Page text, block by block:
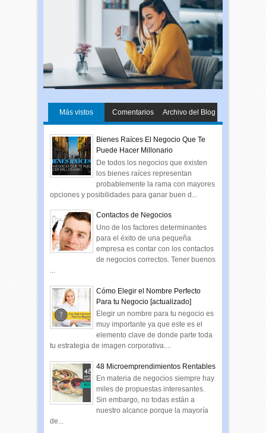
Más vistos Comentarios Archivo del Blog
Bienes Raíces El Negocio Que Te
Puede Hacer Millonario
De todos los negocios que existen
los bienes raíces representan
probablemente la rama con mayores
opciones y posibilidades para ganar buen d...
Contactos de Negocios
Uno de los factores determinantes
para el éxito de una pequeña
empresa es contar con los contactos
de negocios correctos. Tener buenos
...
Cómo Elegir el Nombre Perfecto
Para tu Negocio [actualizado]
Elegir un nombre para tu negocio es
muy importante ya que este es el
elemento clave de donde parte toda
tu estrategia de imagen corporativa....
48 Microemprendimientos Rentables
En materia de negocios siempre hay
miles de propuestas interesantes.
Sin embargo, no todas están a
nuestro alcance porque la mayoría
de...